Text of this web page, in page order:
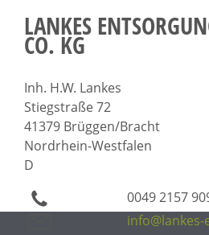
LANKES
CO. KG
Inh. H.W. Lankes
Stiegstraße 72
41379 Brüggen/Bracht
Nordrhein-Westfalen
D
0049 2157